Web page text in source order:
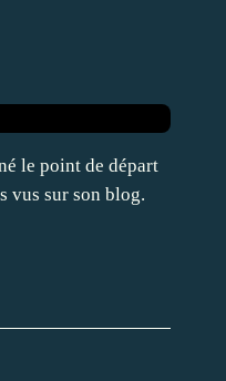
le point de départ
vus sur son blog.